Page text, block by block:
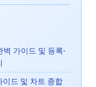
가이드 및 등록·
이드 및 차트 종합